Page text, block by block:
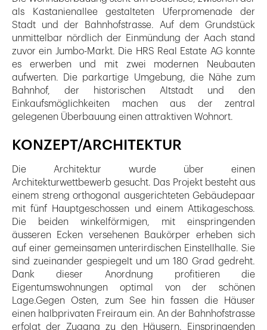
als Kastanienallee gestalteten Uferpromenade der
Stadt und der Bahnhofstrasse. Auf dem Grundstück
unmittelbar nördlich der Einmündung der Aach stand
zuvor ein Jumbo-Markt. Die HRS Real Estate AG konnte
es erwerben und mit zwei modernen Neubauten
aufwerten. Die parkartige Umgebung, die Nähe zum
Bahnhof, der historischen Altstadt und den
Einkaufsmöglichkeiten machen aus der zentral
gelegenen Überbauung einen attraktiven Wohnort.
KONZEPT/ARCHITEKTUR
Die Architektur wurde über einen
Architekturwettbewerb gesucht. Das Projekt besteht aus
einem streng orthogonal ausgerichteten Gebäudepaar
mit fünf Hauptgeschossen und einem Attikageschoss.
Die beiden winkelförmigen, mit einspringenden
äusseren Ecken versehenen Baukörper erheben sich
auf einer gemeinsamen unterirdischen Einstellhalle. Sie
sind zueinander gespiegelt und um 180 Grad gedreht.
Dank dieser Anordnung profitieren die
Eigentumswohnungen optimal von der schönen
Lage.Gegen Osten, zum See hin fassen die Häuser
einen halbprivaten Freiraum ein. An der Bahnhofstrasse
erfolgt der Zugang zu den Häusern. Einspringenden